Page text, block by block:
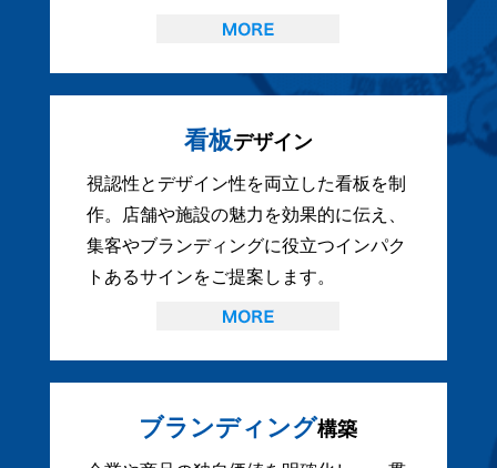
看板デザイン
視認性とデザイン性を両立した看板を制
作。店舗や施設の魅力を効果的に伝え、
集客やブランディングに役立つインパク
トあるサインをご提案します。
ブランディング構築